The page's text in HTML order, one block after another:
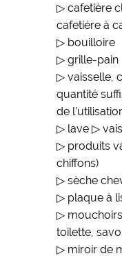
▷ cafetière
cafetière à
▷ bouilloire
▷ grille-pain
▷ vaisselle,
quantité
de
▷ lave ▷
▷ produits
chiffons)
▷ sèche
▷ plaque à
▷
toilette,
▷ miroir de